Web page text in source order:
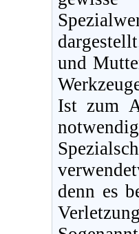
und
Ist zum
denn es